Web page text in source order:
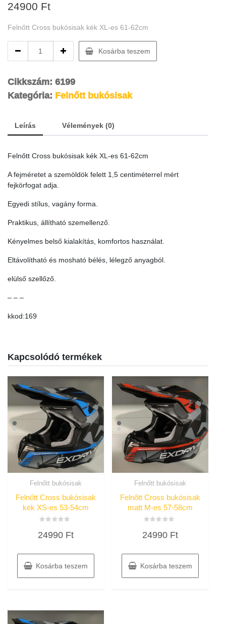
24900 Ft
Felnőtt Cross bukósisak kék XL-es 61-62cm
Cross
kék
es
quantity
Kosárba teszem
Cikkszám: 6199
Kategória: Felnőtt bukósisak
Leírás Vélemények (0)
Felnőtt Cross bukósisak kék XL-es 61-62cm
A fejméretet a szemöldök felett 1,5 centiméterrel mért
fejkörfogat adja.
Egyedi stílus, vagány forma.
Praktikus, állítható szemellenző.
Kényelmes belső kialakítás, komfortos használat.
Eltávolítható és mosható bélés, lélegző anyagból.
elülső szellőző.
– – –
kkod:169
Kapcsolódó termékek
Felnőtt bukósisak
Felnőtt Cross bukósisak
kék XS-es 53-54cm
0
24990 Ft
Kosárba teszem
Felnőtt bukósisak
Felnőtt Cross bukósisak
matt M-es 57-58cm
0
24990 Ft
Kosárba teszem